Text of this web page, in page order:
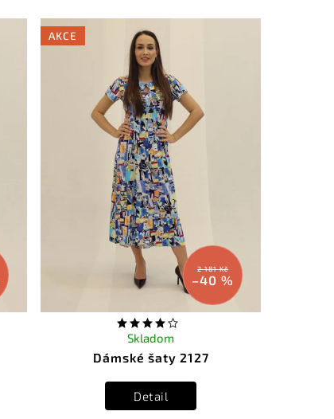
AKCE
2 181 Kč
–40 %
Dámské šaty 2127
Skladom
Detail